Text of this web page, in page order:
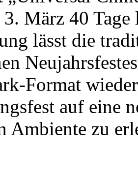
3. März 40
lässt die
Format
auf eine
Ambiente zu